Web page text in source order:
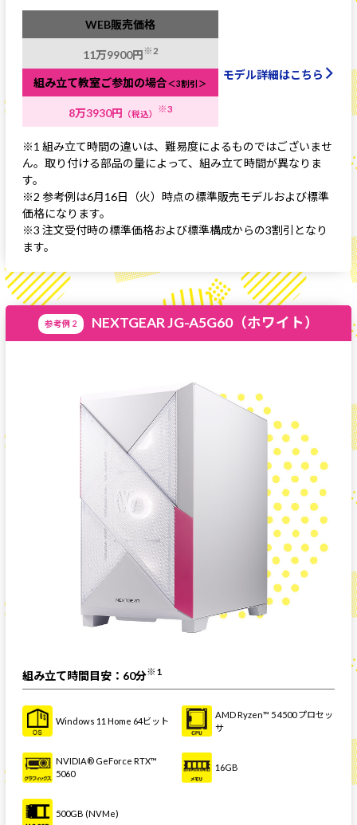
WEB販売価格
11万9900円※2
組み立て教室ご参加の場合＜3割引＞
8万3930円 （税込） ※3
モデル詳細はこちら
※1 組み立て時間の違いは、難易度によるものではございませ
ん。取り付ける部品の量によって、組み立て時間が異なりま
す。
※2 参考例は6月16日（火）時点の標準販売モデルおよび標準
価格になります。
※3 注文受付時の標準価格および標準構成からの3割引となり
ます。
参考例 2 NEXTGEAR JG-A5G60（ホワイト）
組み立て時間目安：60分※1
Windows 11 Home 64ビット
AMD Ryzen™ 5 4500 プロセッ
サ
NVIDIA® GeForce RTX™
5060
16GB
500GB (NVMe)